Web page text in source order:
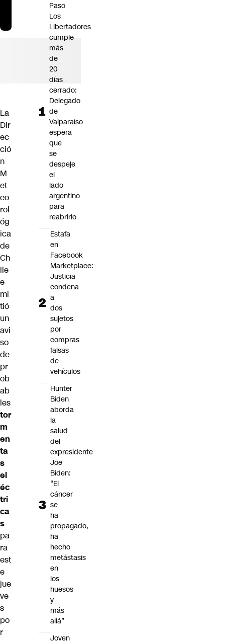
La
Dir
ec
ció
n
M
et
eo
rol
óg
ica
de
Ch
ile
e
mi
tió
un
avi
so
de
pr
ob
ab
les
tor
m
en
ta
s
el
éc
tri
ca
s
pa
ra
est
e
jue
ve
s
po
r
Paso
Los
Libertadores
cumple
más
de
20
días
cerrado:
Delegado
de
Valparaíso
espera
que
se
despeje
el
lado
argentino
para
reabrirlo
Estafa
en
Facebook
Marketplace:
Justicia
condena
a
dos
sujetos
por
compras
falsas
de
vehículos
Hunter
Biden
aborda
la
salud
del
expresidente
Joe
Biden:
“El
cáncer
se
ha
propagado,
ha
hecho
metástasis
en
los
huesos
y
más
allá”
Joven